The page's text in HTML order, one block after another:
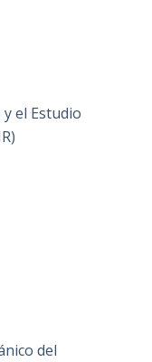
el Estudio
del